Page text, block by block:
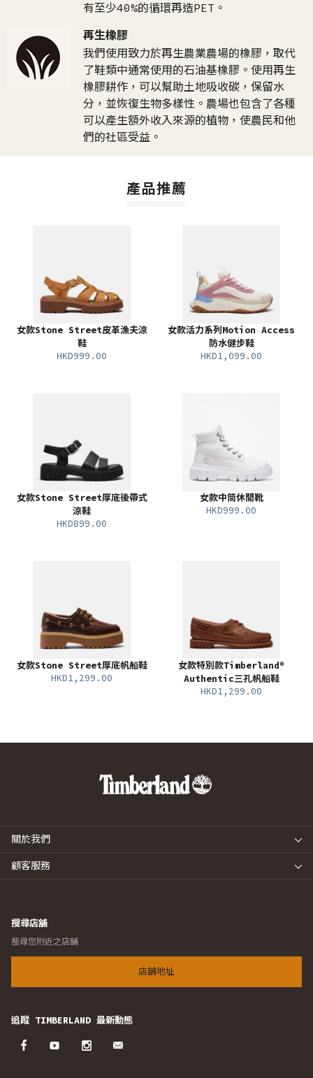
有至少40%的循環再造PET。
再生橡膠
我們使用致力於再生農業農場的橡膠，取代
了鞋類中通常使用的石油基橡膠。使用再生
橡膠耕作，可以幫助土地吸收碳，保留水
分，並恢復生物多樣性。農場也包含了各種
可以產生額外收入來源的植物，使農民和他
們的社區受益。
產品推薦
女款Stone Street皮革漁夫涼
鞋
HKD999.00
女款活力系列Motion Access
防水健步鞋
HKD1,099.00
女款Stone Street厚底後帶式
涼鞋
HKD899.00
女款中筒休閒靴
HKD999.00
女款Stone Street厚底帆船鞋
HKD1,299.00
女款特別款Timberland®
Authentic三孔帆船鞋
HKD1,299.00
關於我們
顧客服務
搜尋店舖
搜尋您附近之店舖
店舖地址
追蹤 TIMBERLAND 最新動態